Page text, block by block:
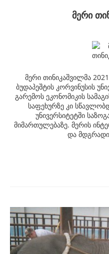
მერი
მერი თინიკაშვილმა
ბუდაპეშტის კორვინუსის
გარემოს ეკონომიკის
საფეხურზე კი
უნივერსიტეტში
მიმართულებაზე. მერის
და მდგრადი
Post
navigation